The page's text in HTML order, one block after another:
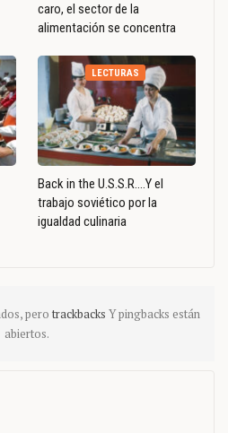
caro, el sector de la
alimentación se concentra
LECTURAS
Back in the U.S.S.R….Y el
trabajo soviético por la
igualdad culinaria
pero trackbacks Y pingbacks están
abiertos.